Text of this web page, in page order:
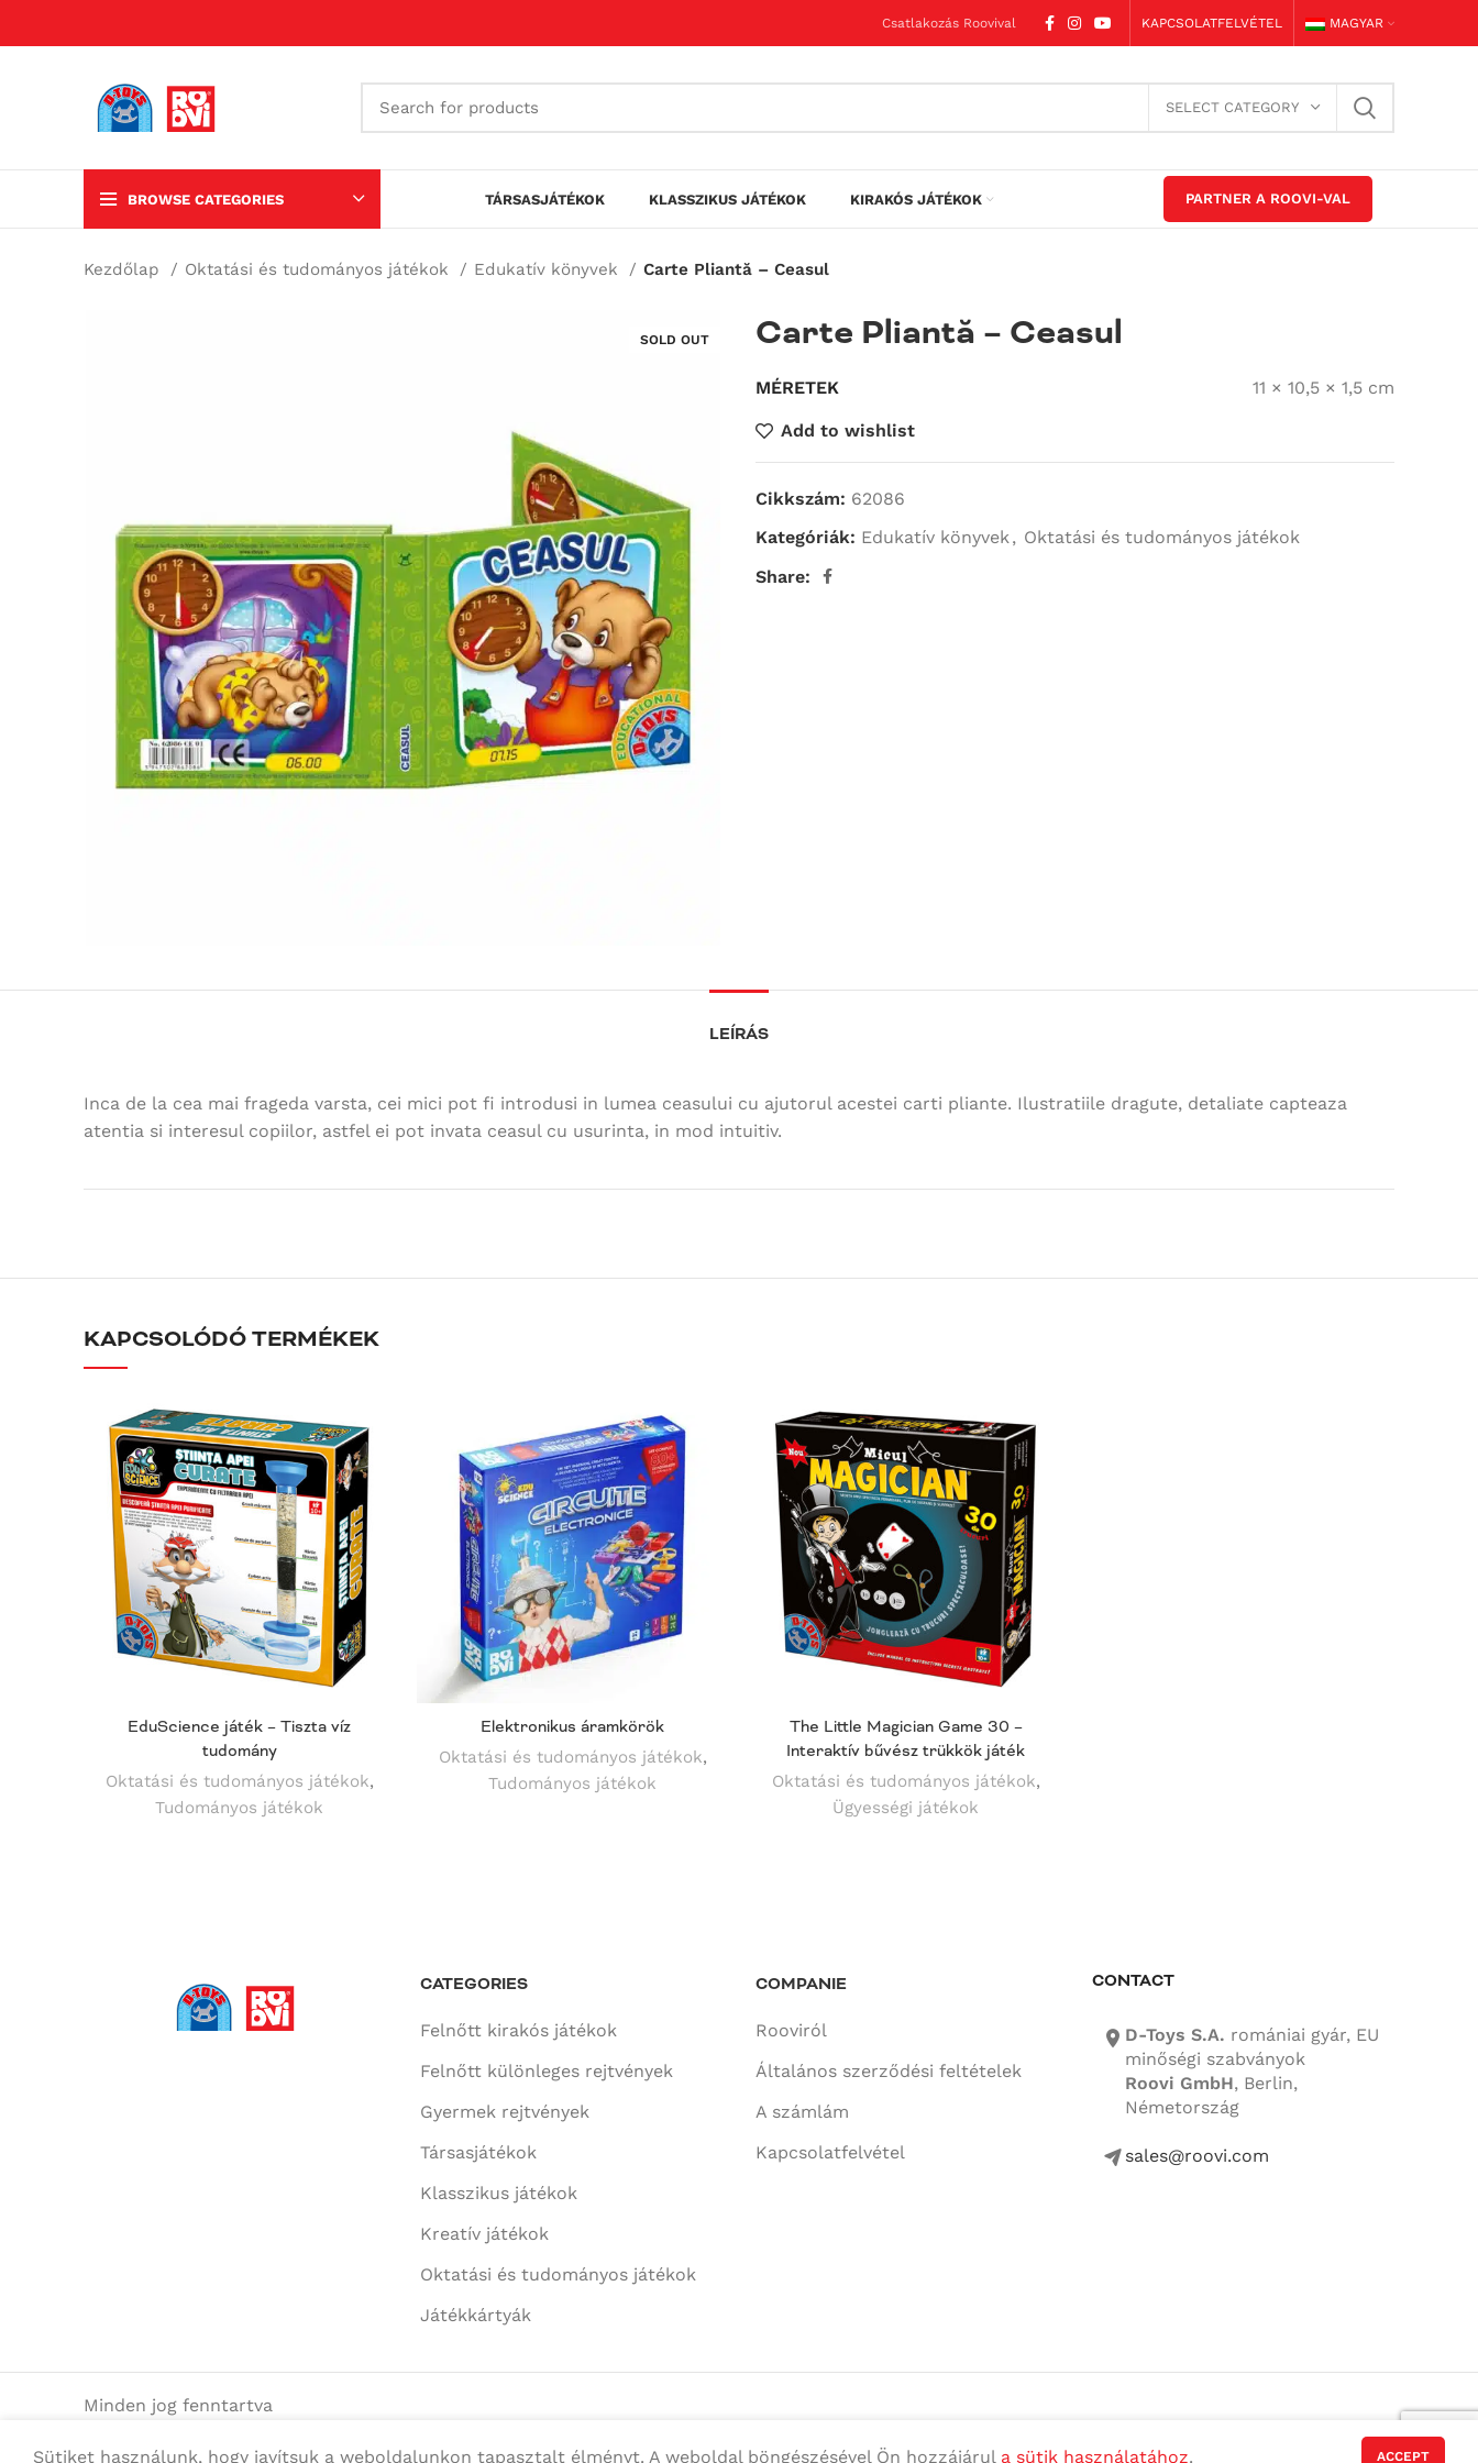
Csatlakozás Roovival KAPCSOLATFELVÉTEL MAGYAR
SELECT CATEGORY
BROWSE CATEGORIES TÁRSASJÁTÉKOK KLASSZIKUS JÁTÉKOK KIRAKÓS JÁTÉKOK PARTNER A ROOVI-VAL
Kezdőlap Oktatási és tudományos játékok Edukatív könyvek Carte Pliantă – Ceasul
SOLD OUT Carte Pliantă – Ceasul
MÉRETEK 11 × 10,5 × 1,5 cm
Add to wishlist
Cikkszám: 62086
Kategóriák: Edukatív könyvek, Oktatási és tudományos játékok
Share:
LEÍRÁS
Inca de la cea mai frageda varsta, cei mici pot fi introdusi in lumea ceasului cu ajutorul acestei carti pliante. Ilustratiile dragute, detaliate capteaza
atentia si interesul copiilor, astfel ei pot invata ceasul cu usurinta, in mod intuitiv.
KAPCSOLÓDÓ TERMÉKEK
EduScience játék – Tiszta víz
tudomány
Oktatási és tudományos játékok,
Tudományos játékok
Elektronikus áramkörök
Oktatási és tudományos játékok,
Tudományos játékok
The Little Magician Game 30 –
Interaktív bűvész trükkök játék
Oktatási és tudományos játékok,
Ügyességi játékok
CATEGORIES
Felnőtt kirakós játékok
Felnőtt különleges rejtvények
Gyermek rejtvények
Társasjátékok
Klasszikus játékok
Kreatív játékok
Oktatási és tudományos játékok
Játékkártyák
COMPANIE
Rooviról
Általános szerződési feltételek
A számlám
Kapcsolatfelvétel
CONTACT
location-icon D-Toys S.A. romániai gyár, EU
minőségi szabványok
Roovi GmbH, Berlin,
Németország
mail-icon sales@roovi.com
Minden jog fenntartva
Sütiket használunk, hogy javítsuk a weboldalunkon tapasztalt élményt. A weboldal böngészésével Ön hozzájárul a sütik használatához. ACCEPT